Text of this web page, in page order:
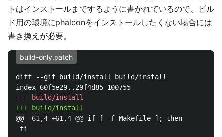
トはインストールまでするように書かれているので、ビル
ド用の環境にphalconをインストールしたくない場合には
書き換えが必要。
build-only.patch
diff --git build/install build/install
@@ -61,4 +61,4 @@ if [ -f Makefile ]; then
fi